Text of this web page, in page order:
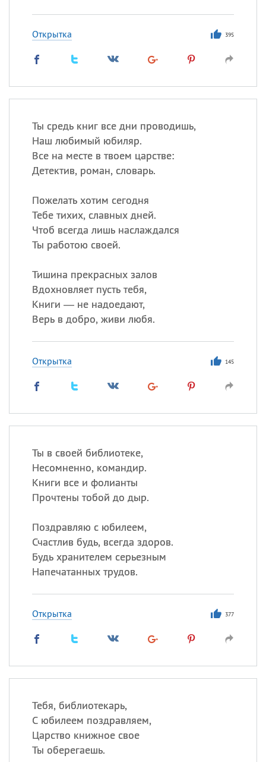
Открытка 395
Ты средь книг все дни проводишь,
Наш любимый юбиляр.
Все на месте в твоем царстве:
Детектив, роман, словарь.
Пожелать хотим сегодня
Тебе тихих, славных дней.
Чтоб всегда лишь наслаждался
Ты работою своей.
Тишина прекрасных залов
Вдохновляет пусть тебя,
Книги — не надоедают,
Верь в добро, живи любя.
Открытка 145
Ты в своей библиотеке,
Несомненно, командир.
Книги все и фолианты
Прочтены тобой до дыр.
Поздравляю с юбилеем,
Счастлив будь, всегда здоров.
Будь хранителем серьезным
Напечатанных трудов.
Открытка 377
Тебя, библиотекарь,
С юбилеем поздравляем,
Царство книжное свое
Ты оберегаешь.